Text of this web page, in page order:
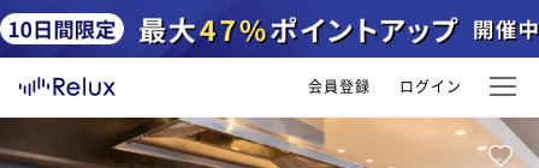
会員登録 ログイン